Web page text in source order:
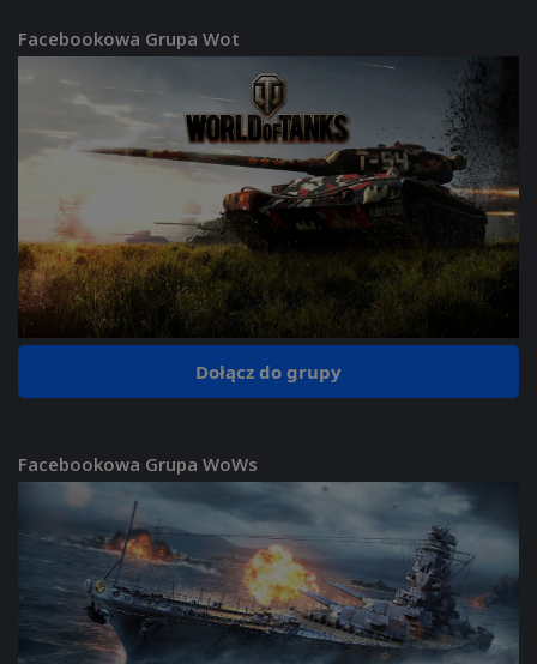
Facebookowa Grupa Wot
Dołącz do grupy
Facebookowa Grupa WoWs